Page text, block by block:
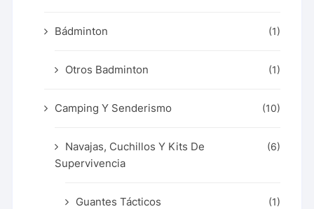
Bádminton (1)
Otros Badminton (1)
Camping Y Senderismo (10)
Navajas, Cuchillos Y Kits De
Supervivencia
(6)
Guantes Tácticos (1)